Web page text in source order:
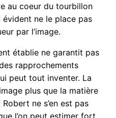
au coeur du tourbillon
ne le place pas
par l’image.
établie ne garantit pas
rapprochements
peut tout inventer. La
plus que la matière
ne s’en est pas
l’on peut estimer fort